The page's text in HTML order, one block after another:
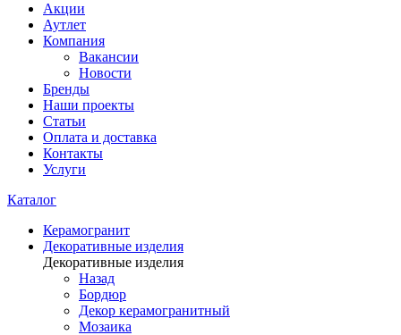
Акции
Аутлет
Компания
Вакансии
Новости
Бренды
Наши проекты
Статьи
Оплата и доставка
Контакты
Услуги
Каталог
Керамогранит
Декоративные изделия
Декоративные изделия
Назад
Бордюр
Декор керамогранитный
Мозаика